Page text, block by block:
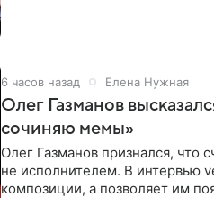
6 часов назад Елена Нужная
Олег Газманов
сочиняю мемы»
Олег Газманов признался, что
не исполнителем. В интервью
композиции, а позволяет им